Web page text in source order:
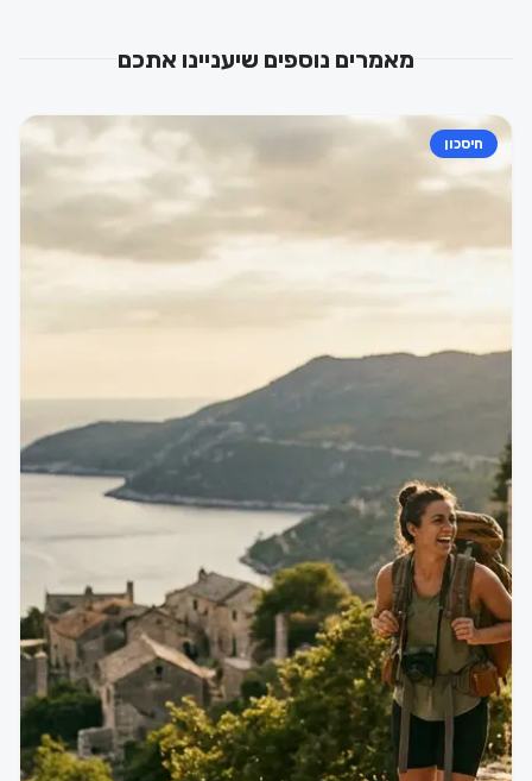
מאמרים נוספים שיעניינו אתכם
חיסכון